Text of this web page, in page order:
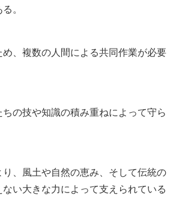
。
、複数の人間による共同作業が必要
の技や知識の積み重ねによって守ら
、風土や自然の恵み、そして伝統の
い大きな力によって支えられている